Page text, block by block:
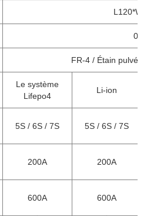
FR-4 / Étain
Le système
Lifepo4
Li-ion
5S / 6S / 7S 5S / 6S / 7S
200A 200A
600A 600A